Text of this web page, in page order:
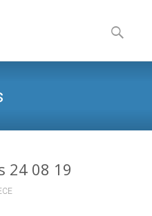
to
content
por:
24 08 19